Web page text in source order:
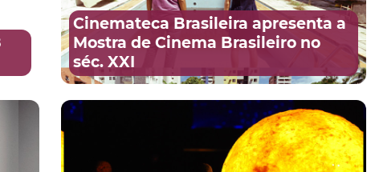
Cinemateca Brasileira apresenta a
Mostra de Cinema Brasileiro no
séc. XXI